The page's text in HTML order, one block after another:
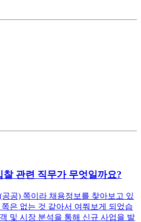
찰 관련 직무가 무엇일까요?
공) 쪽이라 채용정보를 찾아보고 있
은 없는 것 같아서 여쭤보게 되었습
및 시장 분석을 통해 신규 사업을 발